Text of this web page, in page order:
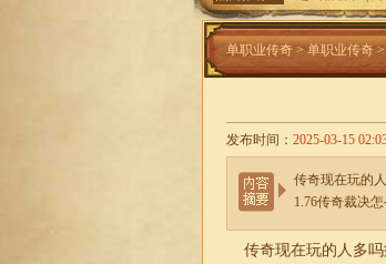
单职业传奇 > 单职业传奇
发布时间： 2025-03-15
传奇现在玩的
1.76传奇裁决
传奇现在玩的人多吗